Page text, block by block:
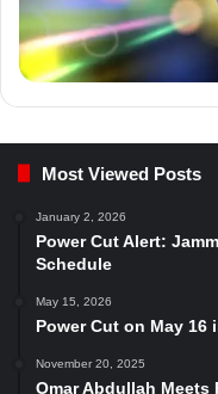
Most Viewed Posts
January 2, 2026
Power Cut Alert: Jammu
Schedule
May 15, 2026
Power Cut on May 16
November 20, 2025
Omar Abdullah Meets